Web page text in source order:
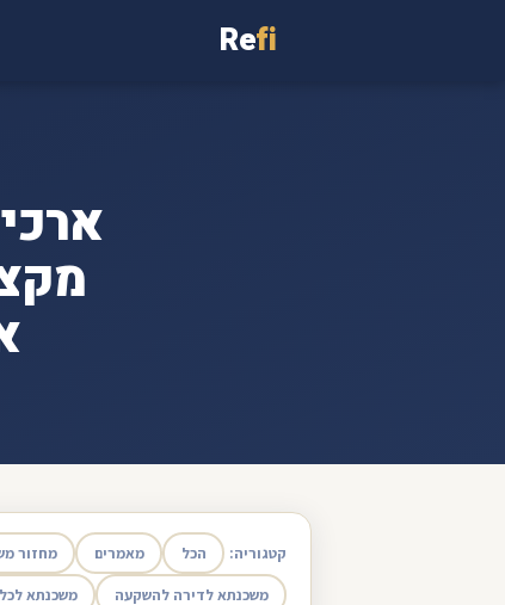
Refi
קטגוריה: הכל מאמרים מחזור
משכנתא לדירה להשקעה משכנתא